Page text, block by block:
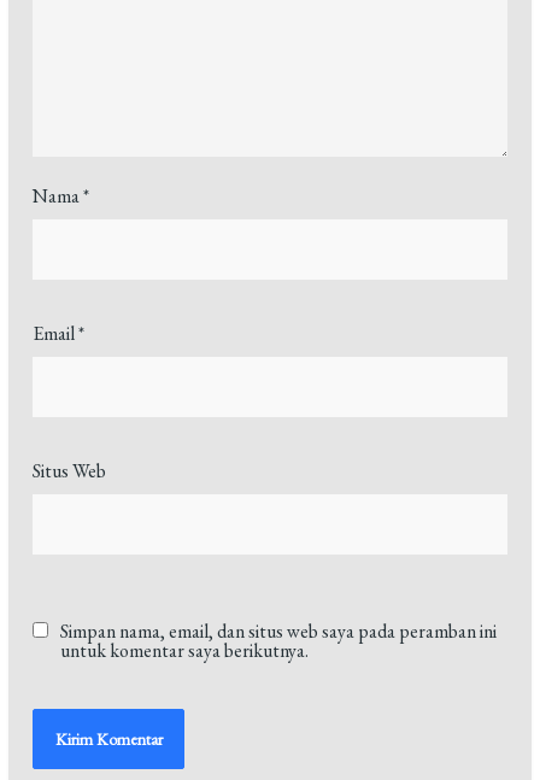
Nama*
Email*
Situs Web
Simpan nama, email, dan situs web saya pada peramban ini
untuk komentar saya berikutnya.